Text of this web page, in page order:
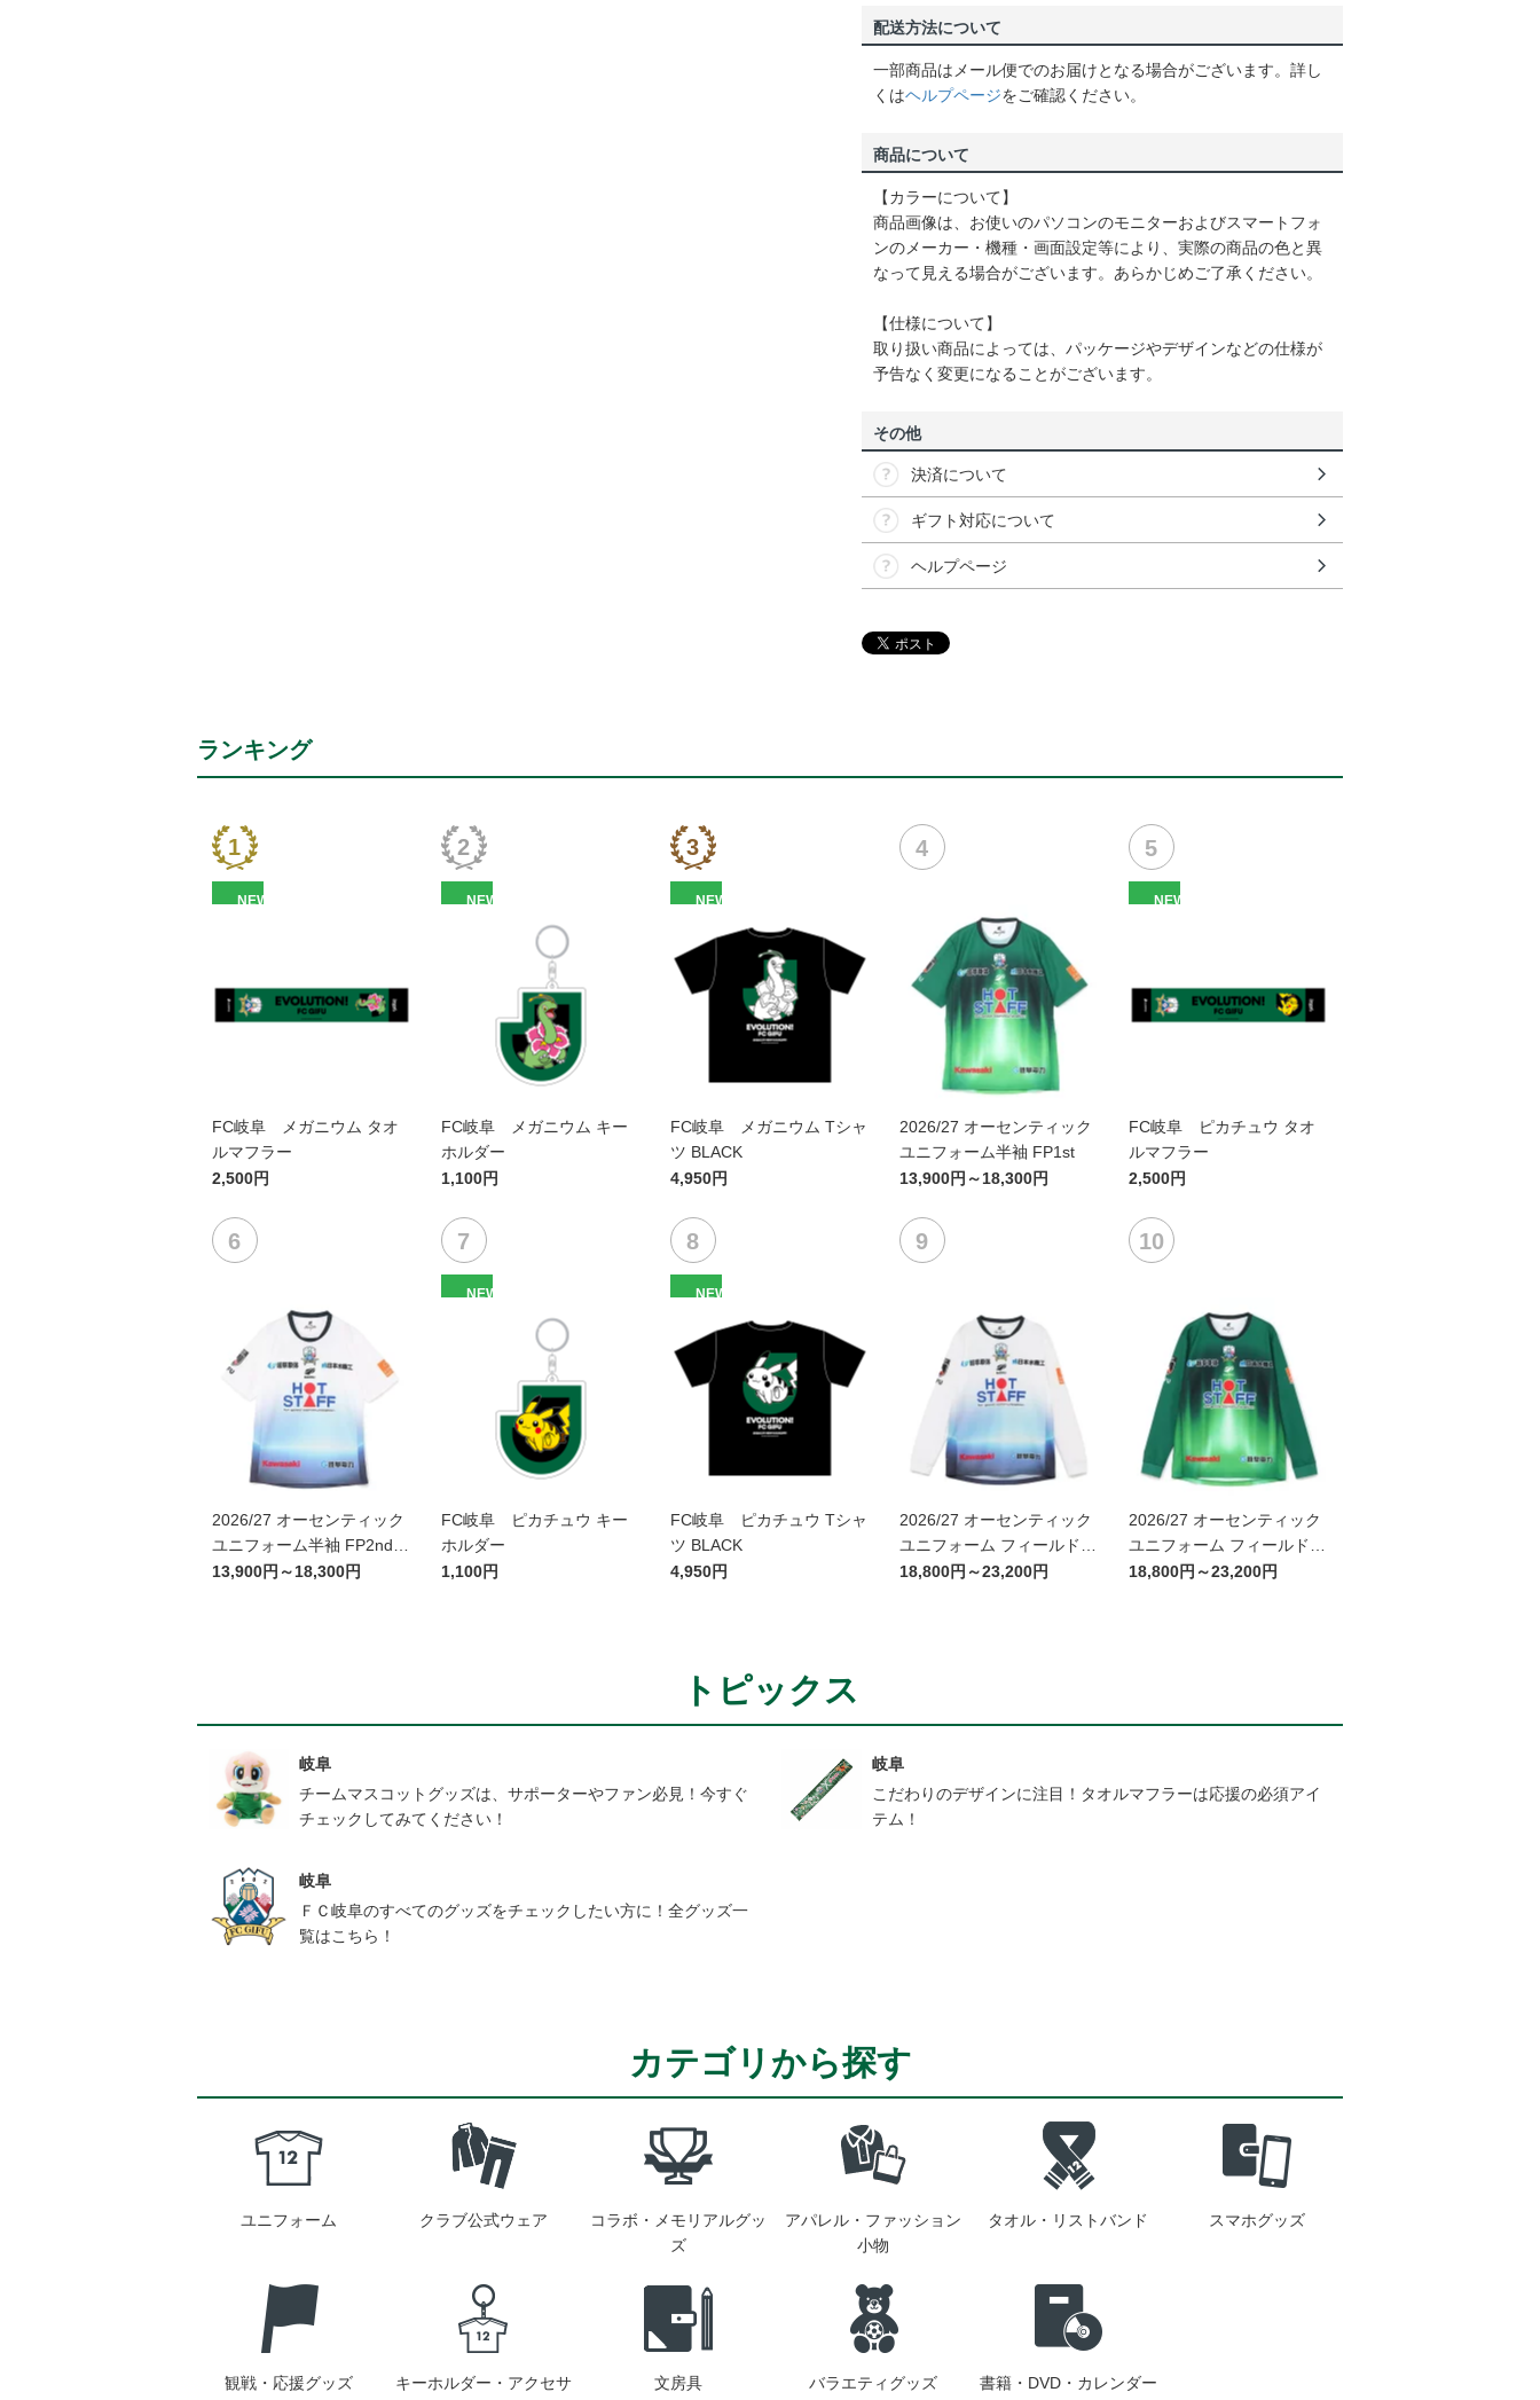
配送方法について
一部商品はメール便でのお届けとなる場合がございます。詳し
くはヘルプページをご確認ください。
商品について
【カラーについて】
商品画像は、お使いのパソコンのモニターおよびスマートフォ
ンのメーカー・機種・画面設定等により、実際の商品の色と異
なって見える場合がございます。あらかじめご了承ください。
【仕様について】
取り扱い商品によっては、パッケージやデザインなどの仕様が
予告なく変更になることがございます。
その他
決済について
ギフト対応について
ヘルプページ
ランキング
NEW
FC岐阜 メガニウム タオ
ルマフラー
2,500円
NEW
FC岐阜 メガニウム キー
ホルダー
1,100円
NEW
FC岐阜 メガニウム Tシャ
ツ BLACK
4,950円
2026/27 オーセンティック
ユニフォーム半袖 FP1st
13,900円～18,300円
NEW
FC岐阜 ピカチュウ タオ
ルマフラー
2,500円
2026/27 オーセンティック
ユニフォーム半袖 FP2nd~
岐阜かかみがはら航空宇宙
13,900円～18,300円
NEW
FC岐阜 ピカチュウ キー
ホルダー
1,100円
NEW
FC岐阜 ピカチュウ Tシャ
ツ BLACK
4,950円
2026/27 オーセンティック
ユニフォーム フィールドプ
レイヤー 2nd 長袖 ~岐阜か
18,800円～23,200円
2026/27 オーセンティック
ユニフォーム フィールドプ
レイヤー 1st 長袖
18,800円～23,200円
トピックス
岐阜
チームマスコットグッズは、サポーターやファン必見！今すぐ
チェックしてみてください！
岐阜
こだわりのデザインに注目！タオルマフラーは応援の必須アイ
テム！
岐阜
ＦＣ岐阜のすべてのグッズをチェックしたい方に！全グッズ一
覧はこちら！
カテゴリから探す
ユニフォーム クラブ公式ウェア
コラボ・メモリアルグッ
ズ
アパレル・ファッション
小物
タオル・リストバンド スマホグッズ
観戦・応援グッズ
キーホルダー・アクセサ
文房具 バラエティグッズ 書籍・DVD・カレンダー